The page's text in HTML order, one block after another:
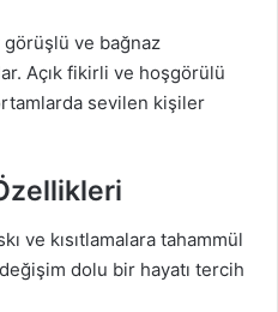
görüşlü ve bağnaz
Açık fikirli ve hoşgörülü
sevilen kişiler
ve kısıtlamalara tahammül
dolu bir hayatı tercih